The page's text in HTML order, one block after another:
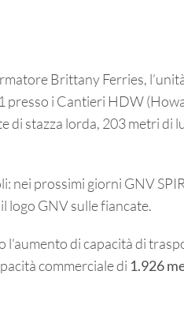
Brittany Ferries,
presso i Cantieri HDW
di stazza lorda, 203 metri di
nei prossimi giorni GNV
logo GNV sulle fiancate.
l'aumento di capacità di
commerciale di 1.926